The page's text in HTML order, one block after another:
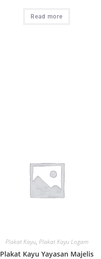
Read more
Plakat Kayu, Plakat Kayu Logam
Plakat Kayu Yayasan Majelis